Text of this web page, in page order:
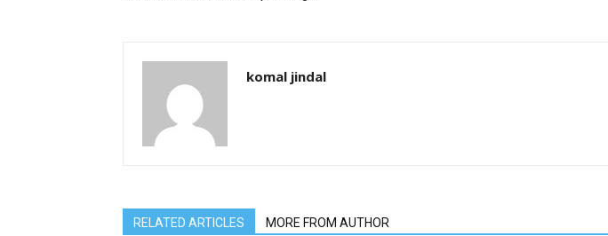
komal jindal
RELATED ARTICLES MORE FROM AUTHOR